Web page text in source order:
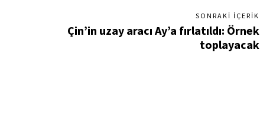
SONRAKI İÇERIK
Çin’in uzay aracı Ay’a fırlatıldı: Örnek
toplayacak